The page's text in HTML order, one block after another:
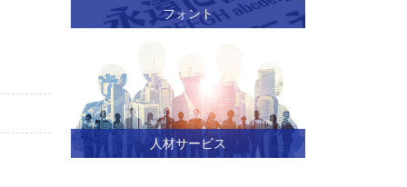
フォント
人材サービス